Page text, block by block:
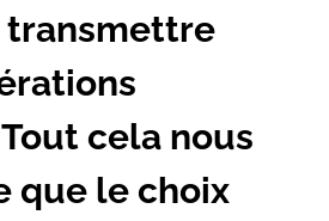
transmettre
cela nous
que le choix